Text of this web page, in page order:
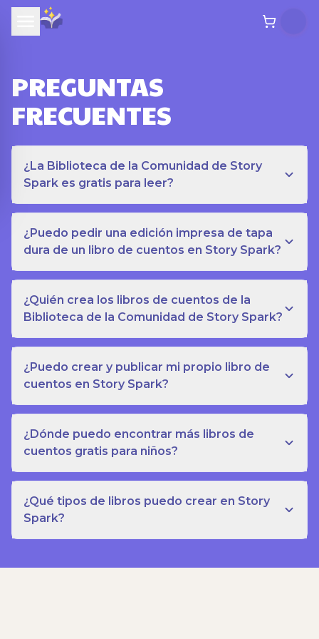
PREGUNTAS
FRECUENTES
¿La Biblioteca de la Comunidad de Story
Spark es gratis para leer?
¿Puedo pedir una edición impresa de tapa
dura de un libro de cuentos en Story Spark?
¿Quién crea los libros de cuentos de la
Biblioteca de la Comunidad de Story Spark?
¿Puedo crear y publicar mi propio libro de
cuentos en Story Spark?
¿Dónde puedo encontrar más libros de
cuentos gratis para niños?
¿Qué tipos de libros puedo crear en Story
Spark?